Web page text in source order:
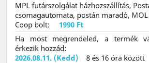
MPL futárszolgálat házhozszállítás,
csomagautomata, postán maradó,
Coop bolt:
1990 Ft
Ha most megrendeled, a termék
érkezik hozzád:
2026.08.11. (Kedd)
8 és 16 óra között